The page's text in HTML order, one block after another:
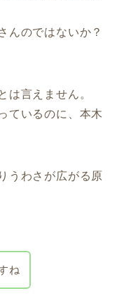
んのではないか？
は言えません。
ているのに、本木
うわさが広がる原
ね